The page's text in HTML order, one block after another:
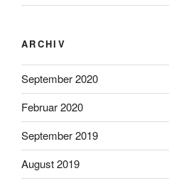
ARCHIV
September 2020
Februar 2020
September 2019
August 2019